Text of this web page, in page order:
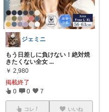
ジェミニ
もう日差しに負けない！絶対焼
きたくない全女 ...
￥ 2,980
掲載終了
0 0 7
コレ いいね